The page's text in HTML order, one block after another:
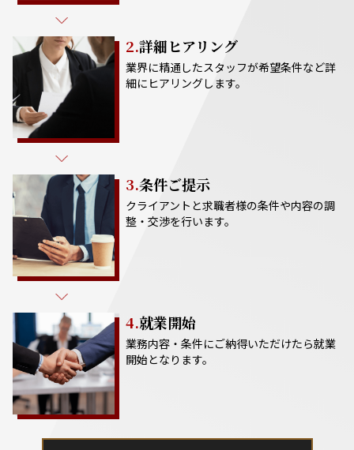
2.詳細ヒアリング
業界に精通したスタッフが希望条件など詳
細にヒアリングします。
3.条件ご提示
クライアントと求職者様の条件や内容の調
整・交渉を行います。
4.就業開始
業務内容・条件にご納得いただけたら就業
開始となります。